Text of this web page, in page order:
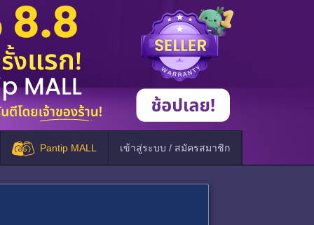
Pantip MALL เข้าสู่ระบบ / สมัครสมาชิก